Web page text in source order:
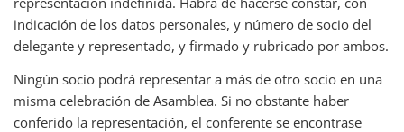
indicación de los datos personales, y número de socio del
delegante y representado, y firmado y rubricado por ambos.
Ningún socio podrá representar a más de otro socio en una
misma celebración de Asamblea. Si no obstante haber
conferido la representación, el conferente se encontrase